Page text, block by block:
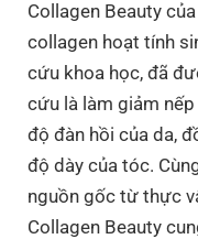
Collagen Beauty
collagen hoạt tính
cứu khoa học, đã
cứu là làm giảm
độ đàn hồi của da,
độ dày của tóc.⁣
nguồn gốc từ thực
Collagen Beauty